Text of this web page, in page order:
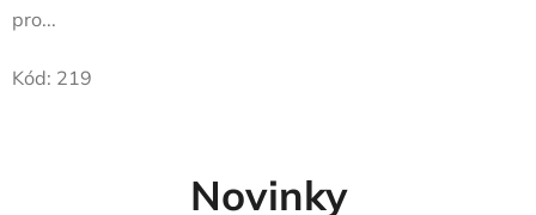
pro...
Kód: 219
Novinky